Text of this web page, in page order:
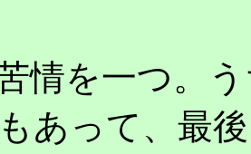
情を一つ。
あって、最